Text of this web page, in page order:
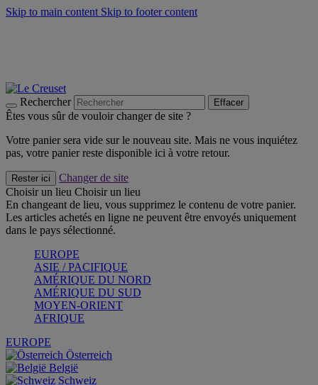
Skip to main content Skip to footer content
Rechercher Effacer
Êtes vous sûr de vouloir changer de site ?
Votre panier sera vide sur le nouveau site. Mais ne vous inquiétez
pas, votre panier reste disponible ici à votre retour.
Rester ici
Changer de site
Choisir un lieu Choisir un lieu
En changeant de lieu, vous supprimez le contenu de votre panier.
Les articles achetés en ligne ne peuvent être envoyés uniquement
dans le pays sélectionné.
EUROPE
ASIE / PACIFIQUE
AMÉRIQUE DU NORD
AMÉRIQUE DU SUD
MOYEN-ORIENT
AFRIQUE
EUROPE
Österreich
België
Schweiz